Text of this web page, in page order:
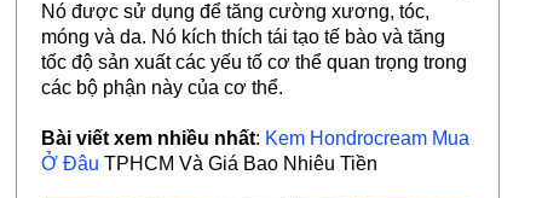
Nó được sử dụng để tăng cường xương, tóc,
móng và da. Nó kích thích tái tạo tế bào và tăng
tốc độ sản xuất các yếu tố cơ thể quan trọng trong
các bộ phận này của cơ thể.
Bài viết xem nhiều nhất: Kem Hondrocream Mua
Ở Đâu TPHCM Và Giá Bao Nhiêu Tiền